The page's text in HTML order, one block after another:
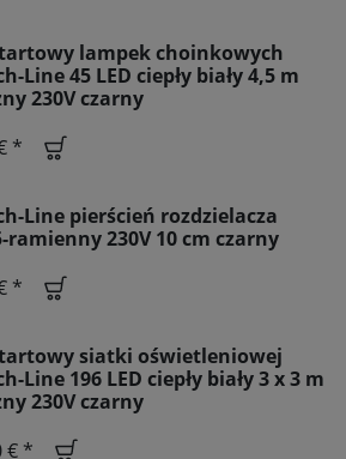
lampek choinkowych
Line 45 LED ciepły biały 4,5 m
230V czarny
*
Line pierścień rozdzielacza
ramienny 230V 10 cm czarny
*
siatki oświetleniowej
Line 196 LED ciepły biały 3 x 3 m
230V czarny
€ *